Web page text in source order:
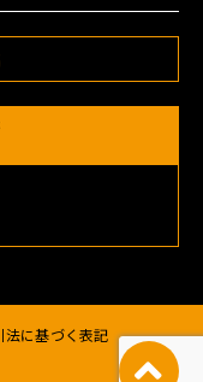
法に基づく表記